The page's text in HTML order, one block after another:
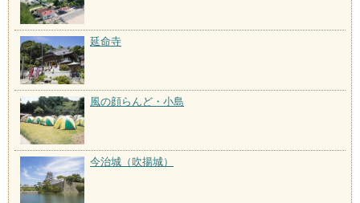
延命寺
風の顔らんど・小島
今治城（吹揚城）